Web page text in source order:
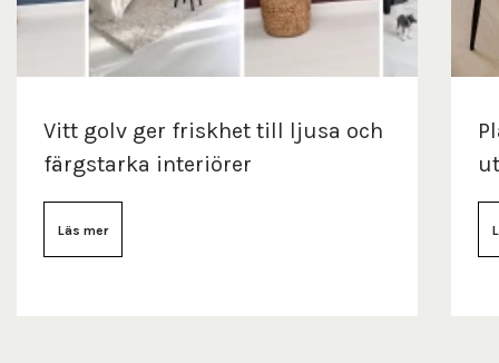
Vitt golv ger friskhet till ljusa och
färgstarka interiörer
Läs mer